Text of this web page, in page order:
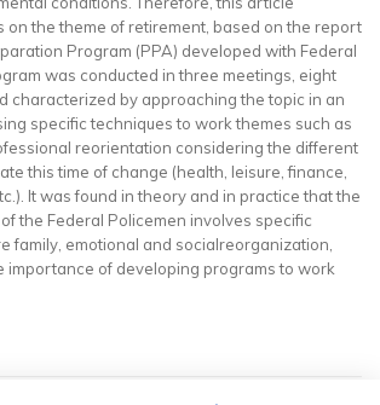
on the theme of retirement, based on the report
Program (PPA) developed with Federal
was conducted in three meetings, eight
characterized by approaching the topic in an
specific techniques to work themes such as
reorientation considering the different
this time of change (health, leisure, finance,
It was found in theory and in practice that the
the Federal Policemen involves specific
family, emotional and socialreorganization,
importance of developing programs to work